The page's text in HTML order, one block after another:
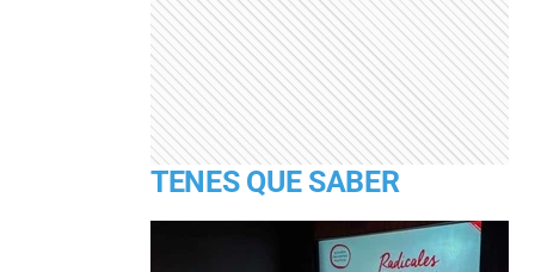
TENES QUE SABER